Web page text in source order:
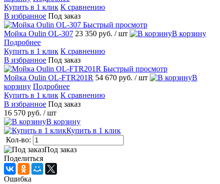
Купить в 1 клик К сравнению
В избранное Под заказ
Быстрый просмотр
Мойка Oulin OL-307 23 350 руб. / шт
В корзину
Подробнее
Купить в 1 клик К сравнению
В избранное Под заказ
Быстрый просмотр
Мойка Oulin OL-FTR201R 54 670 руб. / шт
В
корзину Подробнее
Купить в 1 клик К сравнению
В избранное Под заказ
16 570 руб. / шт
В корзину
Купить в 1 клик
Кол-во:
Под заказ
Поделиться
Ошибка